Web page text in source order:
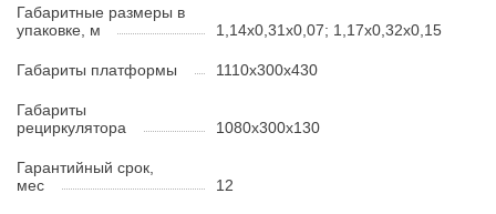
Габаритные размеры в
упаковке, м
1,14х0,31х0,07; 1,17х0,32х0,15
Габариты платформы 1110x300x430
Габариты
рециркулятора
1080х300х130
Гарантийный срок,
мес
12